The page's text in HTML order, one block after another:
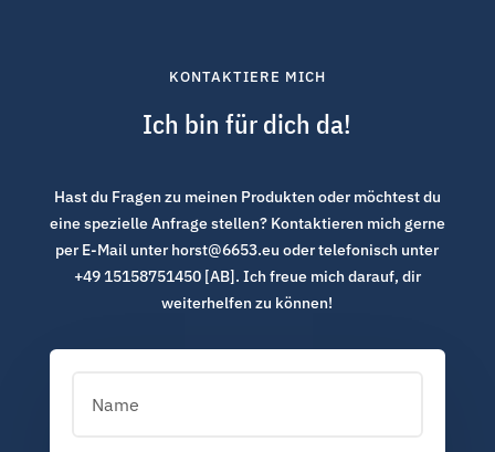
KONTAKTIERE MICH
Ich bin für dich da!
Hast du Fragen zu meinen Produkten oder möchtest du
eine spezielle Anfrage stellen? Kontaktieren mich gerne
per E-Mail unter horst@6653.eu oder telefonisch unter
+49 15158751450 [AB]. Ich freue mich darauf, dir
weiterhelfen zu können!